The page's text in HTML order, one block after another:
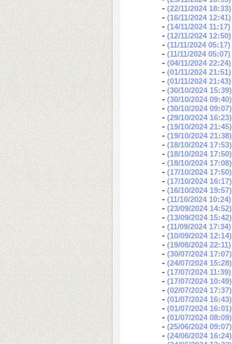
- (22/11/2024 18:33)
- (16/11/2024 12:41)
- (14/11/2024 11:17)
- (12/11/2024 12:50)
- (11/11/2024 05:17)
- (11/11/2024 05:07)
- (04/11/2024 22:24)
- (01/11/2024 21:51)
- (01/11/2024 21:43)
- (30/10/2024 15:39)
- (30/10/2024 09:40)
- (30/10/2024 09:07)
- (29/10/2024 16:23)
- (19/10/2024 21:45)
- (19/10/2024 21:38)
- (18/10/2024 17:53)
- (18/10/2024 17:50)
- (18/10/2024 17:08)
- (17/10/2024 17:50)
- (17/10/2024 16:17)
- (16/10/2024 19:57)
- (11/10/2024 10:24)
- (23/09/2024 14:52)
- (13/09/2024 15:42)
- (11/09/2024 17:34)
- (10/09/2024 12:14)
- (19/08/2024 22:11)
- (30/07/2024 17:07)
- (24/07/2024 15:28)
- (17/07/2024 11:39)
- (17/07/2024 10:49)
- (02/07/2024 17:37)
- (01/07/2024 16:43)
- (01/07/2024 16:01)
- (01/07/2024 08:09)
- (25/06/2024 09:07)
- (24/06/2024 16:24)